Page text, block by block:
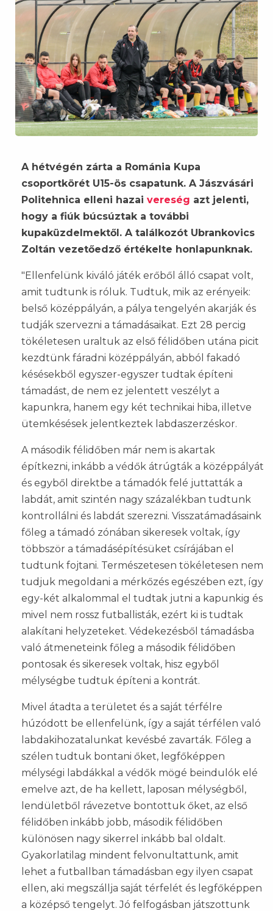
A hétvégén zárta a Románia Kupa
csoportkörét U15-ös csapatunk. A Jászvásári
Politehnica elleni hazai vereség azt jelenti,
hogy a fiúk búcsúztak a további
kupaküzdelmektől. A találkozót Ubrankovics
Zoltán vezetőedző értékelte honlapunknak.
"Ellenfelünk kiváló játék erőből álló csapat volt,
amit tudtunk is róluk. Tudtuk, mik az erényeik:
belső középpályán, a pálya tengelyén akarják és
tudják szervezni a támadásaikat. Ezt 28 percig
tökéletesen uraltuk az első félidőben utána picit
kezdtünk fáradni középpályán, abból fakadó
késésekből egyszer-egyszer tudtak építeni
támadást, de nem ez jelentett veszélyt a
kapunkra, hanem egy két technikai hiba, illetve
ütemkésések jelentkeztek labdaszerzéskor.
A második félidőben már nem is akartak
építkezni, inkább a védők átrúgták a középpályát
és egyből direktbe a támadók felé juttatták a
labdát, amit szintén nagy százalékban tudtunk
kontrollálni és labdát szerezni. Visszatámadásaink
főleg a támadó zónában sikeresek voltak, így
többször a támadásépítésüket csírájában el
tudtunk fojtani. Természetesen tökéletesen nem
tudjuk megoldani a mérkőzés egészében ezt, így
egy-két alkalommal el tudtak jutni a kapunkig és
mivel nem rossz futballisták, ezért ki is tudtak
alakítani helyzeteket. Védekezésből támadásba
való átmeneteink főleg a második félidőben
pontosak és sikeresek voltak, hisz egyből
mélységbe tudtuk építeni a kontrát.
Mivel átadta a területet és a saját térfélre
húzódott be ellenfelünk, így a saját térfélen való
labdakihozatalunkat kevésbé zavarták. Főleg a
szélen tudtuk bontani őket, legfőképpen
mélységi labdákkal a védők mögé beindulók elé
emelve azt, de ha kellett, laposan mélységből,
lendületből rávezetve bontottuk őket, az első
félidőben inkább jobb, második félidőben
különösen nagy sikerrel inkább bal oldalt.
Gyakorlatilag mindent felvonultattunk, amit
lehet a futballban támadásban egy ilyen csapat
ellen, aki megszállja saját térfelét és legfőképpen
a középső tengelyt. Jó felfogásban játszottunk